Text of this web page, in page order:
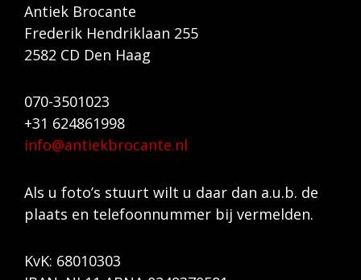
Antiek Brocante
Frederik Hendriklaan 255
2582 CD Den Haag
070-3501023
+31 624861998
info@antiekbrocante.nl
Als u foto’s stuurt wilt u daar dan a.u.b. de
plaats en telefoonnummer bij vermelden.
KvK: 68010303